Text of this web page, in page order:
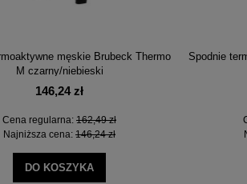
męskie Brubeck Thermo
M czarny/niebieski
146,24 zł
Cena regularna: 162,49 zł
Najniższa cena: 146,24 zł
DO KOSZYKA
Spodnie